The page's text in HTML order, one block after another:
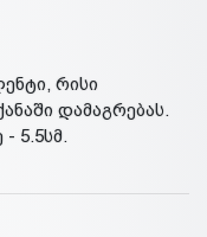
რისი
დამაგრებას.
5.5სმ.